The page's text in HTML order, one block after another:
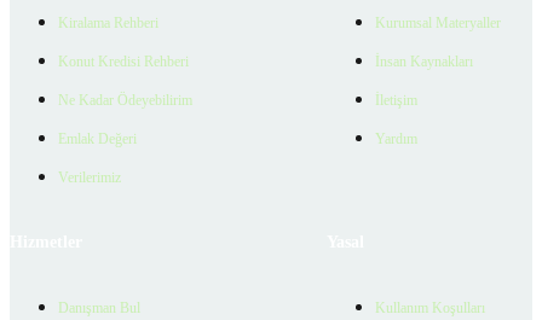
Kiralama Rehberi
Konut Kredisi Rehberi
Ne Kadar Ödeyebilirim
Emlak Değeri
Verilerimiz
Kurumsal Materyaller
İnsan Kaynakları
İletişim
Yardım
Danışman Bul Kullanım Koşulları